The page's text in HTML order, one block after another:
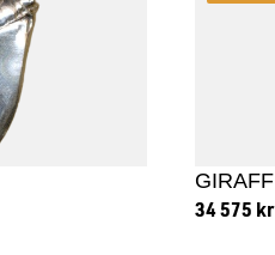
GIRAFF
34 575 kr